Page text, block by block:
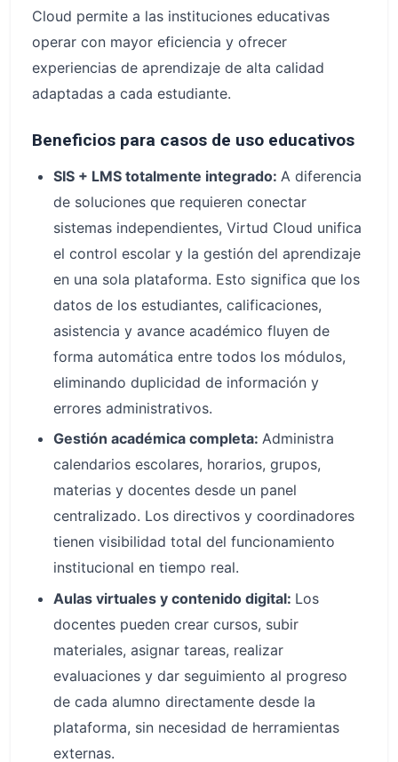
Cloud permite a las instituciones educativas
operar con mayor eficiencia y ofrecer
experiencias de aprendizaje de alta calidad
adaptadas a cada estudiante.
Beneficios para casos de uso educativos
SIS + LMS totalmente integrado: A diferencia
de soluciones que requieren conectar
sistemas independientes, Virtud Cloud unifica
el control escolar y la gestión del aprendizaje
en una sola plataforma. Esto significa que los
datos de los estudiantes, calificaciones,
asistencia y avance académico fluyen de
forma automática entre todos los módulos,
eliminando duplicidad de información y
errores administrativos.
Gestión académica completa: Administra
calendarios escolares, horarios, grupos,
materias y docentes desde un panel
centralizado. Los directivos y coordinadores
tienen visibilidad total del funcionamiento
institucional en tiempo real.
Aulas virtuales y contenido digital: Los
docentes pueden crear cursos, subir
materiales, asignar tareas, realizar
evaluaciones y dar seguimiento al progreso
de cada alumno directamente desde la
plataforma, sin necesidad de herramientas
externas.